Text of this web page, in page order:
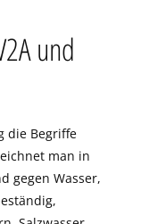
und
die Begriffe
man in
gegen Wasser,